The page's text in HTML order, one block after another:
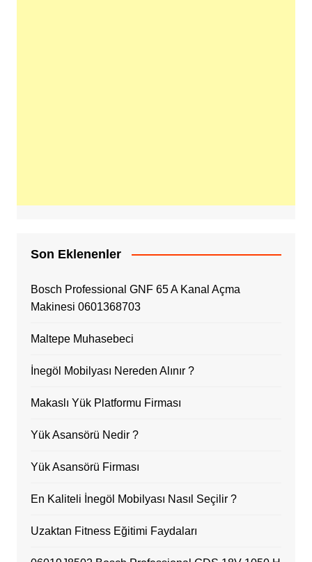
Son Eklenenler
Bosch Professional GNF 65 A Kanal Açma
Makinesi 0601368703
Maltepe Muhasebeci
İnegöl Mobilyası Nereden Alınır ?
Makaslı Yük Platformu Firması
Yük Asansörü Nedir ?
Yük Asansörü Firması
En Kaliteli İnegöl Mobilyası Nasıl Seçilir ?
Uzaktan Fitness Eğitimi Faydaları